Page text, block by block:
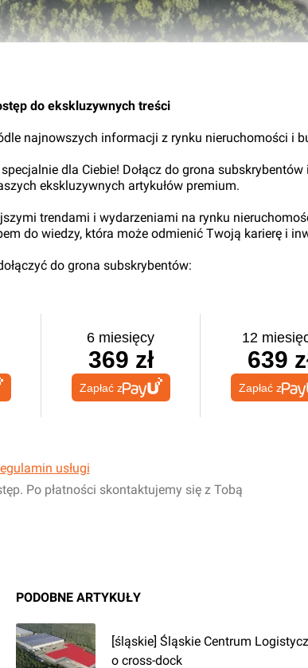
do ekskluzywnych treści
najnowszych informacji z rynku nieruchomości i
dla Ciebie! Dołącz do grona subskrybentów
ekskluzywnych artykułów premium.
trendami i wydarzeniami na rynku
do wiedzy, która może odmienić Twoją karierę i
do grona subskrybentów:
6 miesięcy
369 zł
Zapłać z
12
639
Zapłać z
usługi
Po płatności skontaktujemy się z Tobą
PODOBNE ARTYKUŁY
[śląskie] Śląskie Centrum
o cross-dock